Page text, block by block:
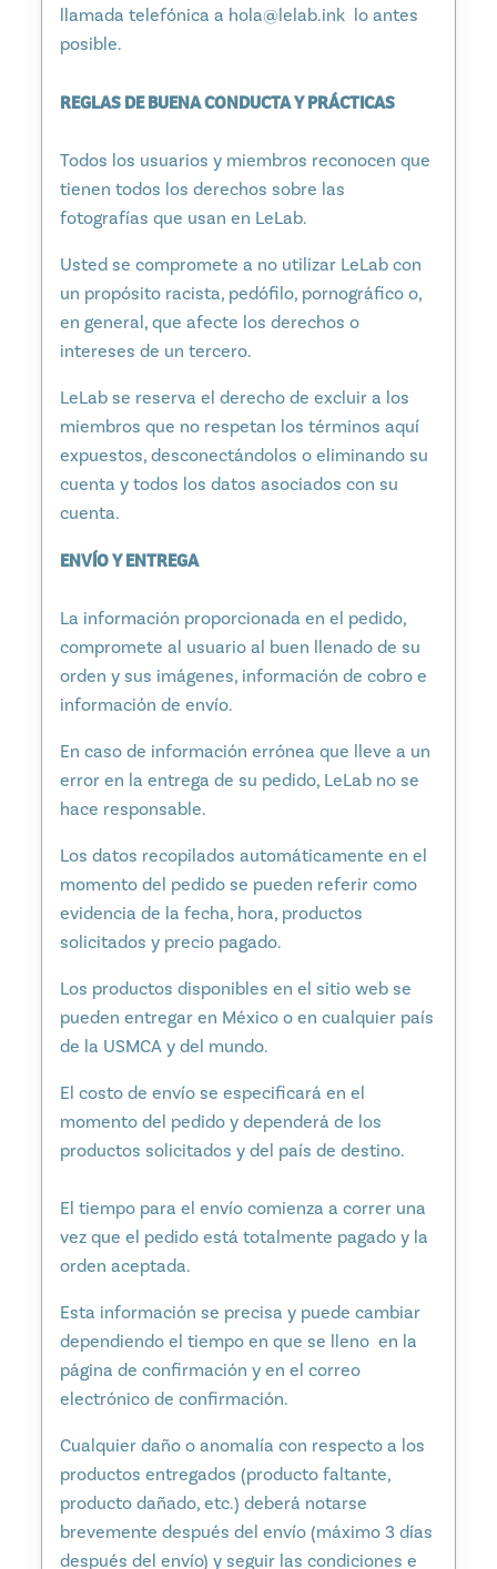
llamada telefónica a hola@lelab.ink lo antes
posible.
REGLAS DE BUENA CONDUCTA Y PRÁCTICAS
Todos los usuarios y miembros reconocen que
tienen todos los derechos sobre las
fotografías que usan en LeLab.
Usted se compromete a no utilizar LeLab con
un propósito racista, pedófilo, pornográfico o,
en general, que afecte los derechos o
intereses de un tercero.
LeLab se reserva el derecho de excluir a los
miembros que no respetan los términos aquí
expuestos, desconectándolos o eliminando su
cuenta y todos los datos asociados con su
cuenta.
ENVÍO Y ENTREGA
La información proporcionada en el pedido,
compromete al usuario al buen llenado de su
orden y sus imágenes, información de cobro e
información de envío.
En caso de información errónea que lleve a un
error en la entrega de su pedido, LeLab no se
hace responsable.
Los datos recopilados automáticamente en el
momento del pedido se pueden referir como
evidencia de la fecha, hora, productos
solicitados y precio pagado.
Los productos disponibles en el sitio web se
pueden entregar en México o en cualquier país
de la USMCA y del mundo.
El costo de envío se especificará en el
momento del pedido y dependerá de los
productos solicitados y del país de destino.
El tiempo para el envío comienza a correr una
vez que el pedido está totalmente pagado y la
orden aceptada.
Esta información se precisa y puede cambiar
dependiendo el tiempo en que se lleno en la
página de confirmación y en el correo
electrónico de confirmación.
Cualquier daño o anomalía con respecto a los
productos entregados (producto faltante,
producto dañado, etc.) deberá notarse
brevemente después del envío (máximo 3 días
después del envío) y seguir las condiciones e